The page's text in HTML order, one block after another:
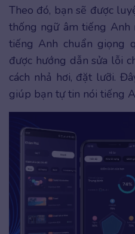
Theo đó, bạn sẽ được
thống ngữ âm tiếng Anh
tiếng Anh chuẩn giọng
được hướng dẫn sửa lỗi
cách nhả hơi, đặt lưỡi.
giúp bạn tự tin nói tiếng